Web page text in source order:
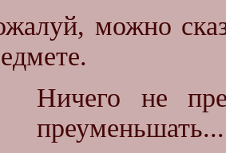
можно
Ничего не
преуменьшать...